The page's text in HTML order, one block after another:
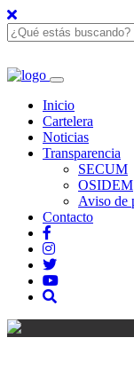
Inicio
Cartelera
Noticias
Transparencia
SECUM
OSIDEM
Aviso de
Contacto